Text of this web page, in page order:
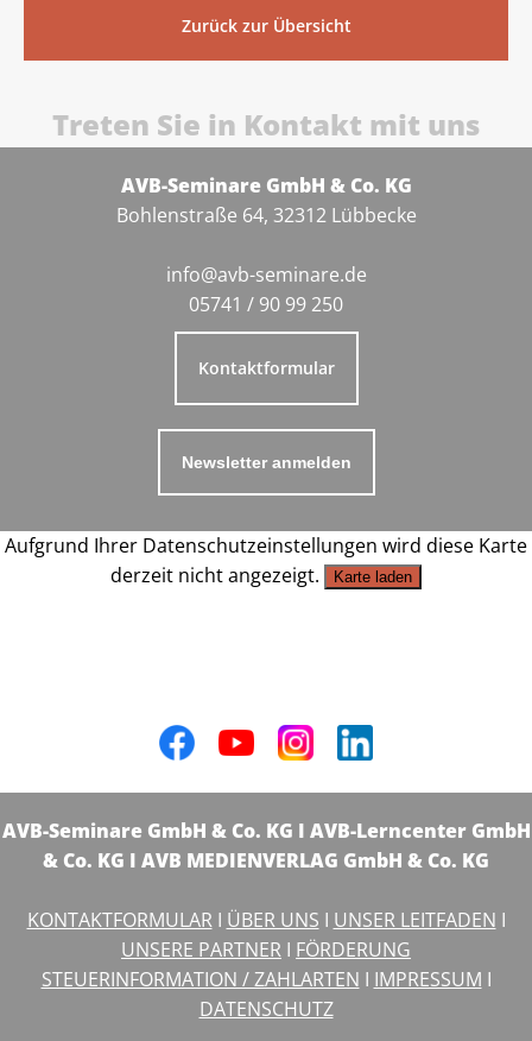
Zurück zur Übersicht
Treten Sie in Kontakt mit uns
AVB-Seminare GmbH & Co. KG
Bohlenstraße 64, 32312 Lübbecke
info@avb-seminare.de
05741 / 90 99 250
Kontaktformular
Newsletter anmelden
Aufgrund Ihrer Datenschutzeinstellungen wird diese Karte
derzeit nicht angezeigt.
Karte laden
AVB-Seminare GmbH & Co. KG I AVB-Lerncenter GmbH
& Co. KG I AVB MEDIENVERLAG GmbH & Co. KG
KONTAKTFORMULARI ÜBER UNS I UNSER LEITFADEN I
UNSERE PARTNER I FÖRDERUNG
STEUERINFORMATION / ZAHLARTEN I IMPRESSUM I
DATENSCHUTZ